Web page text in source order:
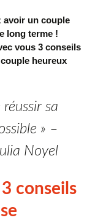
avoir un couple
long terme !
vous 3 conseils
heureux
sa
» –
Noyel
conseils